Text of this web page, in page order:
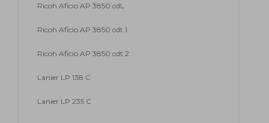
Ricoh Aficio AP 3850 cdL
Ricoh Aficio AP 3850 cdt 1
Ricoh Aficio AP 3850 cdt 2
Lanier LP 138 C
Lanier LP 235 C